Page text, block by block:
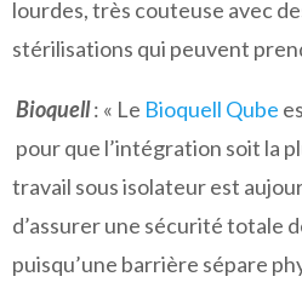
lourdes, très couteuse avec
stérilisations qui peuvent
Bioquell: « Le Bioquell Qube
pour que l’intégration soit la
travail sous isolateur est
d’assurer une sécurité totale
puisqu’une barrière sépare